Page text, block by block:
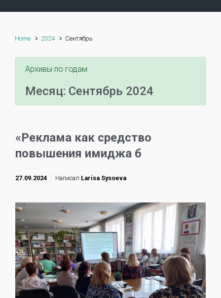
Home 2024 Сентябрь
Архивы по годам
Месяц: Сентябрь 2024
«Реклама как средство
повышения имиджа б
27.09.2024 Написал Larisa Sysoeva